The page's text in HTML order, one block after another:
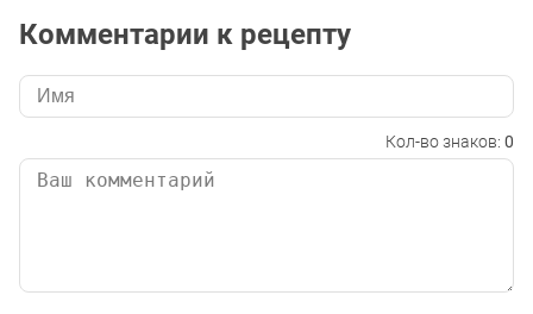
Комментарии к рецепту
Кол-во знаков: 0